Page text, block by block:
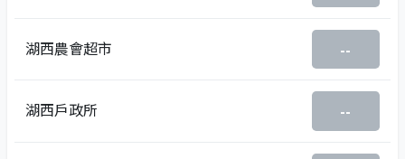
湖西農會超市 --
湖西戶政所 --